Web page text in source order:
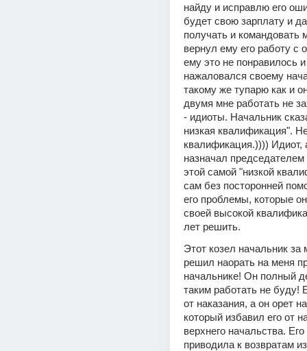
найду и исправлю его
будет свою зарплату и
получать и командовать
вернул ему его работу с
ему это не понравилось
нажаловался своему
такому же тупарю как и
двумя мне работать не
- идиоты. Начальник
низкая квалификация".
квалификация.)))) Идиот,
назначал
этой самой "низкой
сам без посторонней
его проблемы, которые
своей высокой
лет решить.
Этот козел начальник
решил наорать на меня
начальнике! Он полный
таким работать не буду!
от наказания, а он орет
который избавил его от
верхнего начальства.
приводила к возвратам